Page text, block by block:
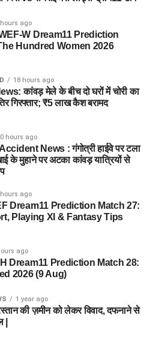
ago
W Dream11 Prediction
Hundred Women 2026
18 hours ago
कांवड़ मेले के बीच दो घरों में चोरी का
गिरफ्तार; ₹5 लाख कैश बरामद
hours ago
News : गंगोत्री हाईवे पर टला
के मुहाने पर अटका कांवड़ यात्रियों से
ago
Dream11 Prediction Match 27:
Playing XI & Fantasy Tips
ago
Dream11 Prediction Match 28:
2026 (9 Aug)
1 year ago
की ज़मीन को लेकर विवाद, दफनाने से
|